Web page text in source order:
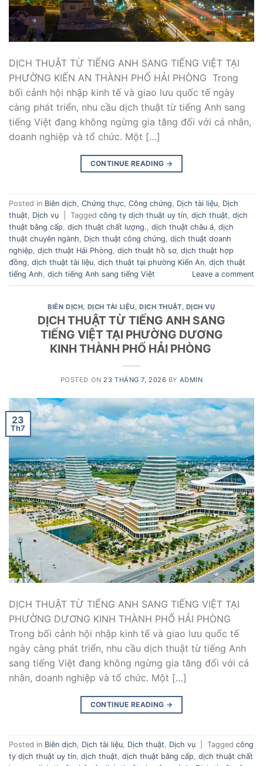
DỊCH THUẬT TỪ TIẾNG ANH SANG TIẾNG VIỆT TẠI
PHƯỜNG KIẾN AN THÀNH PHỐ HẢI PHÒNG Trong
bối cảnh hội nhập kinh tế và giao lưu quốc tế ngày
càng phát triển, nhu cầu dịch thuật từ tiếng Anh sang
tiếng Việt đang không ngừng gia tăng đối với cá nhân,
doanh nghiệp và tổ chức. Một […]
CONTINUE READING →
Posted in Biên dịch, Chứng thực, Công chứng, Dịch tài liệu, Dịch
thuật, Dịch vụ Tagged công ty dịch thuật uy tín, dịch thuật, dịch
thuật bằng cấp, dịch thuật chất lượng., dịch thuật châu á, dịch
thuật chuyên ngành, Dịch thuật công chứng, dịch thuật doanh
nghiệp, dịch thuật Hải Phòng, dịch thuật hồ sơ, dịch thuật hợp
đồng, dịch thuật tài liệu, dịch thuật tại phường Kiến An, dịch thuật
tiếng Anh, dịch tiếng Anh sang tiếng Việt Leave a comment
BIÊN DỊCH DỊCH TÀI LIỆU DỊCH THUẬT DỊCH VỤ
DỊCH THUẬT TỪ TIẾNG ANH SANG
TIẾNG VIỆT TẠI PHƯỜNG DƯƠNG
KINH THÀNH PHỐ HẢI PHÒNG
POSTED ON23 THÁNG 7, 2026 BY ADMIN
23
Th7
DỊCH THUẬT TỪ TIẾNG ANH SANG TIẾNG VIỆT TẠI
PHƯỜNG DƯƠNG KINH THÀNH PHỐ HẢI PHÒNG
Trong bối cảnh hội nhập kinh tế và giao lưu quốc tế
ngày càng phát triển, nhu cầu dịch thuật từ tiếng Anh
sang tiếng Việt đang không ngừng gia tăng đối với cá
nhân, doanh nghiệp và tổ chức. Một […]
CONTINUE READING →
Posted in Biên dịch, Dịch tài liệu, Dịch thuật, Dịch vụ Tagged công
ty dịch thuật uy tín, dịch thuật, dịch thuật bằng cấp, dịch thuật chất